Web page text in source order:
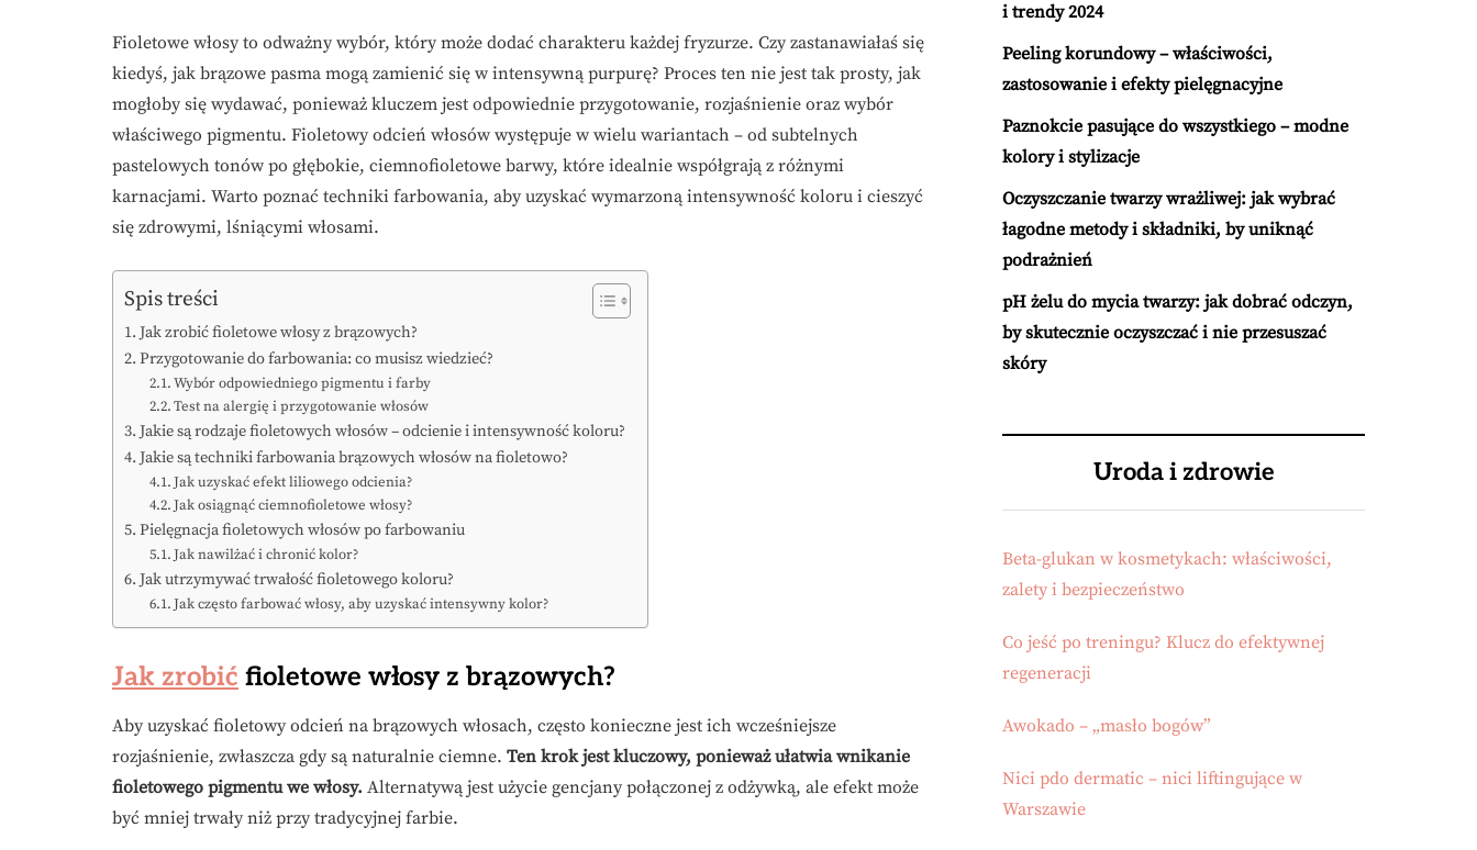
Fioletowe włosy to odważny wybór, który może dodać charakteru każdej fryzurze. Czy zastanawiałaś się
kiedyś, jak brązowe pasma mogą zamienić się w intensywną purpurę? Proces ten nie jest tak prosty, jak
mogłoby się wydawać, ponieważ kluczem jest odpowiednie przygotowanie, rozjaśnienie oraz wybór
właściwego pigmentu. Fioletowy odcień włosów występuje w wielu wariantach – od subtelnych
pastelowych tonów po głębokie, ciemnofioletowe barwy, które idealnie współgrają z różnymi
karnacjami. Warto poznać techniki farbowania, aby uzyskać wymarzoną intensywność koloru i cieszyć
się zdrowymi, lśniącymi włosami.
Spis treści
Jak zrobić fioletowe włosy z brązowych?
Przygotowanie do farbowania: co musisz wiedzieć?
Wybór odpowiedniego pigmentu i farby
Test na alergię i przygotowanie włosów
Jakie są rodzaje fioletowych włosów – odcienie i intensywność koloru?
Jakie są techniki farbowania brązowych włosów na fioletowo?
Jak uzyskać efekt liliowego odcienia?
Jak osiągnąć ciemnofioletowe włosy?
Pielęgnacja fioletowych włosów po farbowaniu
Jak nawilżać i chronić kolor?
Jak utrzymywać trwałość fioletowego koloru?
Jak często farbować włosy, aby uzyskać intensywny kolor?
Jak zrobić fioletowe włosy z brązowych?
Aby uzyskać fioletowy odcień na brązowych włosach, często konieczne jest ich wcześniejsze
rozjaśnienie, zwłaszcza gdy są naturalnie ciemne. Ten krok jest kluczowy, ponieważ ułatwia wnikanie
fioletowego pigmentu we włosy. Alternatywą jest użycie gencjany połączonej z odżywką, ale efekt może
być mniej trwały niż przy tradycyjnej farbie.
i trendy 2024
Peeling korundowy – właściwości,
zastosowanie i efekty pielęgnacyjne
Paznokcie pasujące do wszystkiego – modne
kolory i stylizacje
Oczyszczanie twarzy wrażliwej: jak wybrać
łagodne metody i składniki, by uniknąć
podrażnień
pH żelu do mycia twarzy: jak dobrać odczyn,
by skutecznie oczyszczać i nie przesuszać
skóry
Uroda i zdrowie
Beta-glukan w kosmetykach: właściwości,
zalety i bezpieczeństwo
Co jeść po treningu? Klucz do efektywnej
regeneracji
Awokado – „masło bogów”
Nici pdo dermatic – nici liftingujące w
Warszawie